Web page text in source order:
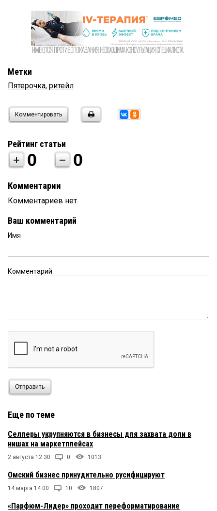
Метки
Пятерочка, ритейл
Комментировать
Рейтинг статьи
0 0
Комментарии
Комментариев нет.
Ваш комментарий
Имя
Комментарий
Отправить
Еще по теме
Селлеры укрупняются в бизнесы для захвата доли в
нишах на маркетплейсах
2 августа 12:30 0 1013
Омский бизнес принудительно русифицируют
14 марта 14:00 10 1807
«Парфюм-Лидер» проходит переформатирование